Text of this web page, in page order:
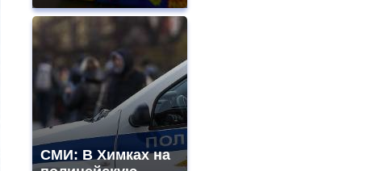
СМИ: В Химках на